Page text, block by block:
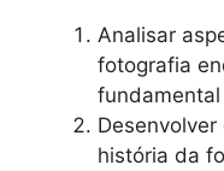
Analisar
fotografia
história da